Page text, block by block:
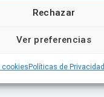
Rechazar
Ver preferencias
cookiesPolíticas de Privacidad